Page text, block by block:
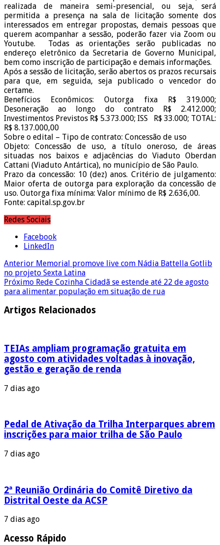
realizada de maneira semi-presencial, ou seja, será
permitida a presença na sala de licitação somente dos
interessados em entregar propostas, demais pessoas que
querem acompanhar a sessão, poderão fazer via Zoom ou
Youtube. Todas as orientações serão publicadas no
endereço eletrônico da Secretaria de Governo Municipal,
bem como inscrição de participação e demais informações.
Após a sessão de licitação, serão abertos os prazos recursais
para que, em seguida, seja publicado o vencedor do
certame.
Benefícios Econômicos: Outorga fixa R$ 319.000;
Desoneração ao longo do contrato R$ 2.412.000;
Investimentos Previstos R$ 5.373.000; ISS R$ 33.000; TOTAL:
R$ 8.137.000,00
Sobre o edital – Tipo de contrato: Concessão de uso
Objeto: Concessão de uso, a título oneroso, de áreas
situadas nos baixos e adjacências do Viaduto Oberdan
Cattani (Viaduto Antártica), no município de São Paulo.
Prazo da concessão: 10 (dez) anos. Critério de julgamento:
Maior oferta de outorga para exploração da concessão de
uso. Outorga fixa mínima: Valor mínimo de R$ 2.636,00.
Fonte: capital.sp.gov.br
Redes Sociais
Facebook
LinkedIn
Anterior Memorial promove live com Nádia Battella Gotlib
no projeto Sexta Latina
Próximo Rede Cozinha Cidadã se estende até 22 de agosto
para alimentar população em situação de rua
Artigos Relacionados
TEIAs ampliam programação gratuita em
agosto com atividades voltadas à inovação,
gestão e geração de renda
7 dias ago
Pedal de Ativação da Trilha Interparques abrem
inscrições para maior trilha de São Paulo
7 dias ago
2ª Reunião Ordinária do Comitê Diretivo da
Distrital Oeste da ACSP
7 dias ago
Acesso Rápido